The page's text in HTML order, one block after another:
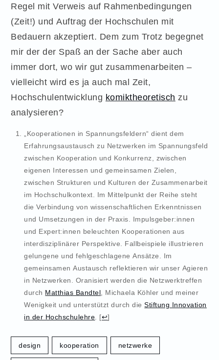
Regel mit Verweis auf Rahmenbedingungen
(Zeit!) und Auftrag der Hochschulen mit
Bedauern akzeptiert. Dem zum Trotz begegnet
mir der der Spaß an der Sache aber auch
immer dort, wo wir gut zusammenarbeiten –
vielleicht wird es ja auch mal Zeit,
Hochschulentwicklung komiktheoretisch zu
analysieren?
„Kooperationen in Spannungsfeldern“ dient dem
Erfahrungsaustausch zu Netzwerken im Spannungsfeld
zwischen Kooperation und Konkurrenz, zwischen
eigenen Interessen und gemeinsamen Zielen,
zwischen Strukturen und Kulturen der Zusammenarbeit
im Hochschulkontext. Im Mittelpunkt der Reihe steht
die Verbindung von wissenschaftlichen Erkenntnissen
und Umsetzungen in der Praxis. Impulsgeber:innen
und Expert:innen beleuchten Kooperationen aus
interdisziplinärer Perspektive. Fallbeispiele illustrieren
gelungene und fehlgeschlagene Ansätze. Im
gemeinsamen Austausch reflektieren wir unser Agieren
in Netzwerken. Oranisiert werden die Netzwerktreffen
durch Matthias Bandtel , Michaela Köhler und meiner
Wenigkeit und unterstützt durch dieStiftung Innovation
in der Hochschulehre [↩]
design kooperation netzwerke